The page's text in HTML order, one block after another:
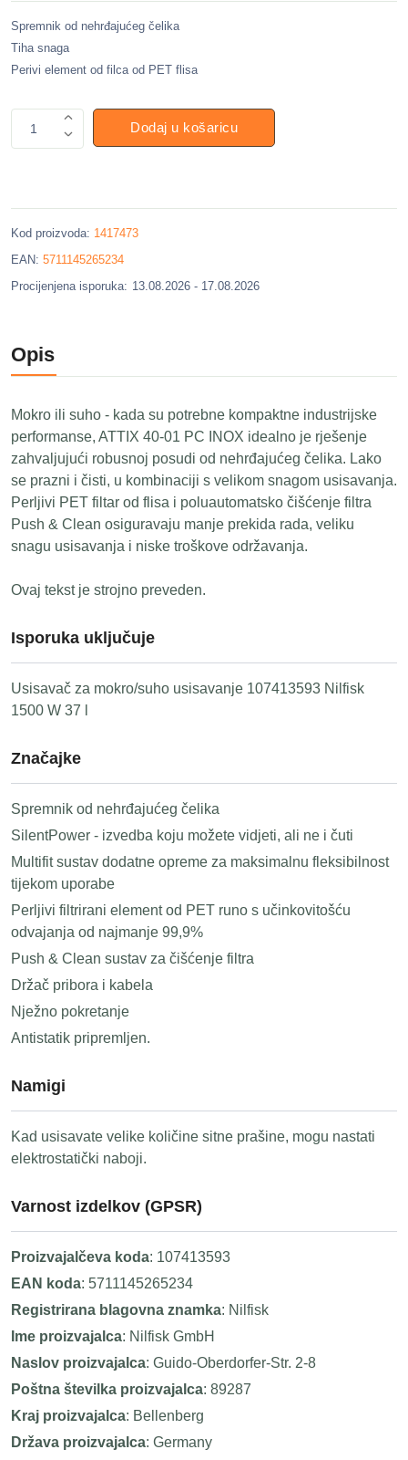
Spremnik od nehrđajućeg čelika
Tiha snaga
Perivi element od filca od PET flisa
1 Dodaj u košaricu
Kod proizvoda: 1417473
EAN: 5711145265234
Procijenjena isporuka: 13.08.2026 - 17.08.2026
Opis
Mokro ili suho - kada su potrebne kompaktne industrijske
performanse, ATTIX 40-01 PC INOX idealno je rješenje
zahvaljujući robusnoj posudi od nehrđajućeg čelika. Lako
se prazni i čisti, u kombinaciji s velikom snagom usisavanja.
Perljivi PET filtar od flisa i poluautomatsko čišćenje filtra
Push & Clean osiguravaju manje prekida rada, veliku
snagu usisavanja i niske troškove održavanja.
Ovaj tekst je strojno preveden.
Isporuka uključuje
Usisavač za mokro/suho usisavanje 107413593 Nilfisk
1500 W 37 l
Značajke
Spremnik od nehrđajućeg čelika
SilentPower - izvedba koju možete vidjeti, ali ne i čuti
Multifit sustav dodatne opreme za maksimalnu fleksibilnost
tijekom uporabe
Perljivi filtrirani element od PET runo s učinkovitošću
odvajanja od najmanje 99,9%
Push & Clean sustav za čišćenje filtra
Držač pribora i kabela
Nježno pokretanje
Antistatik pripremljen.
Namigi
Kad usisavate velike količine sitne prašine, mogu nastati
elektrostatički naboji.
Varnost izdelkov (GPSR)
Proizvajalčeva koda: 107413593
EAN koda: 5711145265234
Registrirana blagovna znamka: Nilfisk
Ime proizvajalca: Nilfisk GmbH
Naslov proizvajalca: Guido-Oberdorfer-Str. 2-8
Poštna številka proizvajalca: 89287
Kraj proizvajalca: Bellenberg
Država proizvajalca: Germany